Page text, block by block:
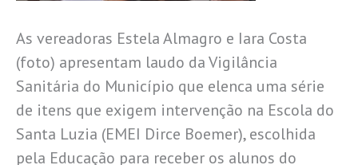
As vereadoras Estela Almagro e Iara Costa
(foto) apresentam laudo da Vigilância
Sanitária do Município que elenca uma série
de itens que exigem intervenção na Escola do
Santa Luzia (EMEI Dirce Boemer), escolhida
pela Educação para receber os alunos do